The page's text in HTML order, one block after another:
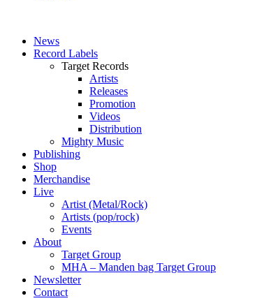
News
Record Labels
Target Records
Artists
Releases
Promotion
Videos
Distribution
Mighty Music
Publishing
Shop
Merchandise
Live
Artist (Metal/Rock)
Artists (pop/rock)
Events
About
Target Group
MHA – Manden bag Target Group
Newsletter
Contact